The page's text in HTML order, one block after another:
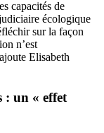
capacités de
écologique
sur la façon
n’est
Elisabeth
: un « effet